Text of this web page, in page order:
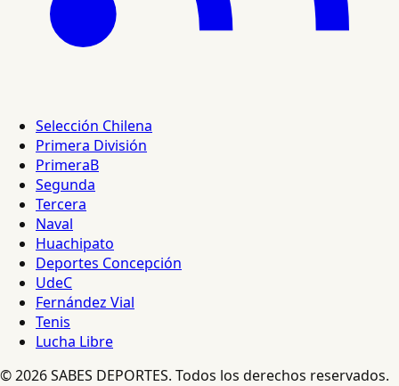
Selección Chilena
Primera División
PrimeraB
Segunda
Tercera
Naval
Huachipato
Deportes Concepción
UdeC
Fernández Vial
Tenis
Lucha Libre
© 2026 SABES DEPORTES. Todos los derechos reservados.